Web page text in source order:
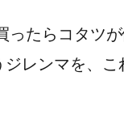
ったらコタツ
レンマを、こ